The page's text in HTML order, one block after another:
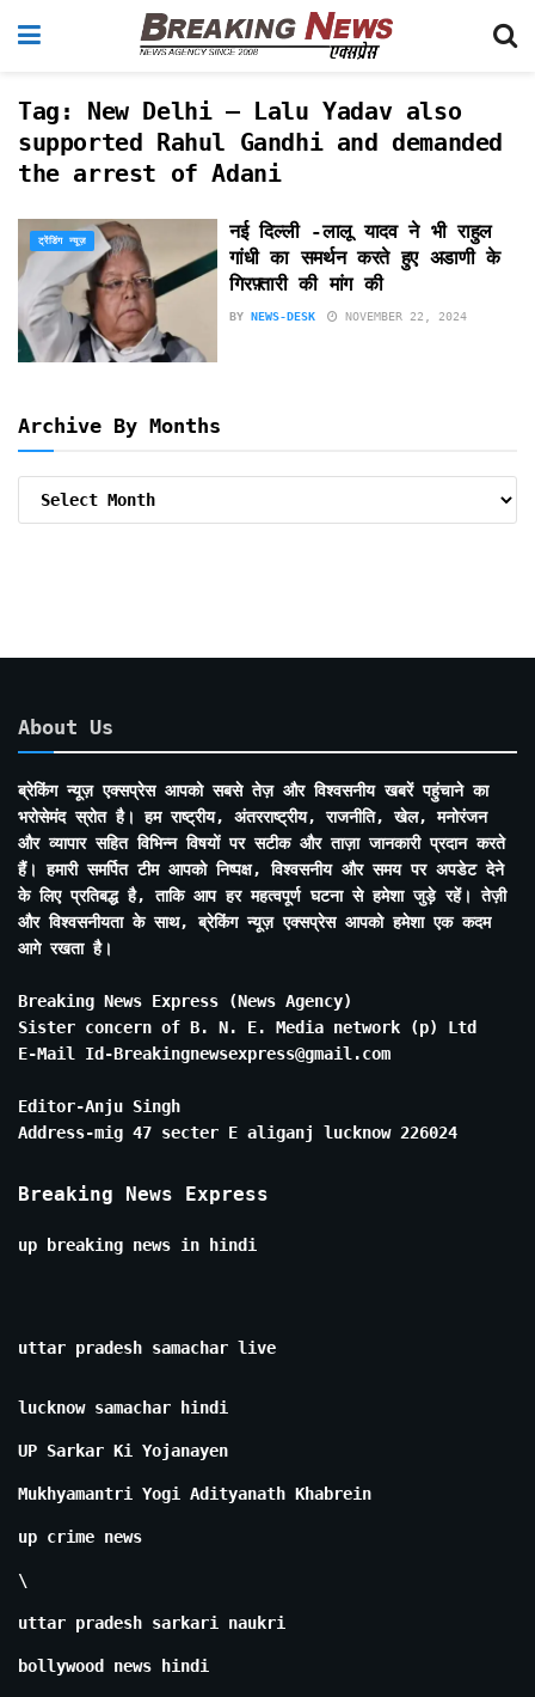
Tag: New Delhi – Lalu Yadav also
supported Rahul Gandhi and demanded
the arrest of Adani
ट्रेंडिंग न्यूज़
नई दिल्ली -लालू यादव ने भी राहुल
गांधी का समर्थन करते हुए अडाणी के
गिरफ़्तारी की मांग की
BY NEWS-DESK NOVEMBER 22, 2024
Archive By Months
About Us
ब्रेकिंग न्यूज़ एक्सप्रेस आपको सबसे तेज़ और विश्वसनीय खबरें पहुंचाने का
भरोसेमंद स्रोत है। हम राष्ट्रीय, अंतरराष्ट्रीय, राजनीति, खेल, मनोरंजन
और व्यापार सहित विभिन्न विषयों पर सटीक और ताज़ा जानकारी प्रदान करते
हैं। हमारी समर्पित टीम आपको निष्पक्ष, विश्वसनीय और समय पर अपडेट देने
के लिए प्रतिबद्ध है, ताकि आप हर महत्वपूर्ण घटना से हमेशा जुड़े रहें। तेज़ी
और विश्वसनीयता के साथ, ब्रेकिंग न्यूज़ एक्सप्रेस आपको हमेशा एक कदम
आगे रखता है।
Breaking News Express (News Agency)
Sister concern of B. N. E. Media network (p) Ltd
E-Mail Id-Breakingnewsexpress@gmail.com
Editor-Anju Singh
Address-mig 47 secter E aliganj lucknow 226024
Breaking News Express
up breaking news in hindi
uttar pradesh samachar live
lucknow samachar hindi
UP Sarkar Ki Yojanayen
Mukhyamantri Yogi Adityanath Khabrein
up crime news
\
uttar pradesh sarkari naukri
bollywood news hindi